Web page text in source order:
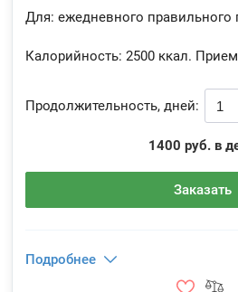
Для: ежедневного
Калорийность: 2500 ккал.
Продолжительность, дней:
1400 руб. в
Заказать
Подробнее